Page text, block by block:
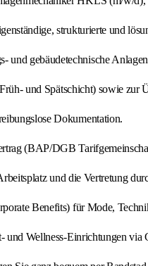
strukturierte und
und gebäudetechnische
und Spätschicht) sowie zur
Dokumentation.
(BAP/DGB
und die Vertretung
Benefits) für Mode,
und Wellness-Einrichtungen via